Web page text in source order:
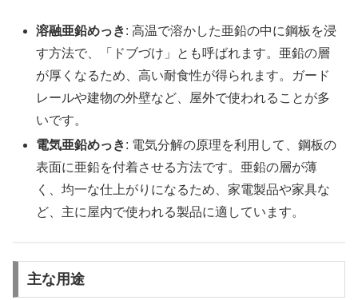
溶融亜鉛めっき: 高温で溶かした亜鉛の中に鋼板を浸
す方法で、「ドブづけ」とも呼ばれます。亜鉛の層
が厚くなるため、高い耐食性が得られます。ガード
レールや建物の外壁など、屋外で使われることが多
いです。
電気亜鉛めっき: 電気分解の原理を利用して、鋼板の
表面に亜鉛を付着させる方法です。亜鉛の層が薄
く、均一な仕上がりになるため、家電製品や家具な
ど、主に屋内で使われる製品に適しています。
主な用途